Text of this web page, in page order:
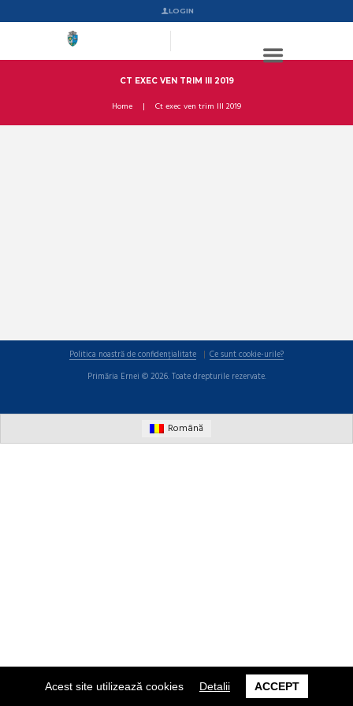
Acest site utilizează cookies Detalii ACCEPT
LOGIN
CT EXEC VEN TRIM III 2019
Home Ct exec ven trim III 2019
Politica noastră de confidențialitate
Ce sunt cookie-urile?
Primăria Ernei © 2026. Toate drepturile rezervate.
Română